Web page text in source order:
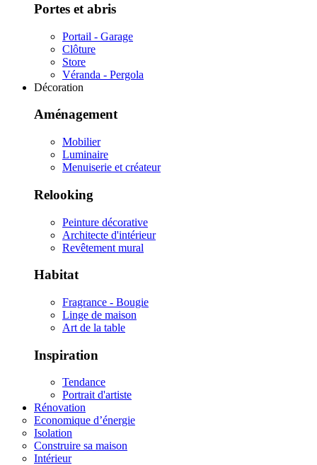
Portes et abris
Portail - Garage
Clôture
Store
Véranda - Pergola
Décoration
Aménagement
Mobilier
Luminaire
Menuiserie et créateur
Relooking
Peinture décorative
Architecte d'intérieur
Revêtement mural
Habitat
Fragrance - Bougie
Linge de maison
Art de la table
Inspiration
Tendance
Portrait d'artiste
Rénovation
Economique d’énergie
Isolation
Construire sa maison
Intérieur